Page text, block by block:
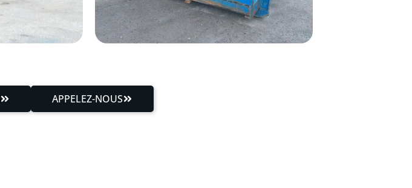
APPELEZ-NOUS